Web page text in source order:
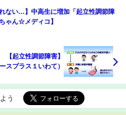
れない…】中高生に増加「起立性調節障
ゃん☆メディコ】
起立性調節障害】
スプラス１いわて）
う